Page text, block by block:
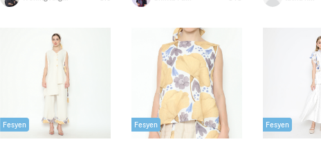
Fesyen Fesyen Fesyen